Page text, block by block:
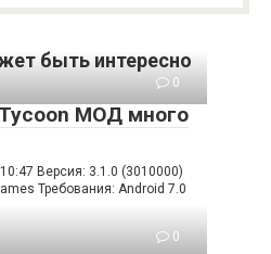
быть интересно
0
МОД много
Версия: 3.1.0 (3010000)
Требования: Android 7.0
0